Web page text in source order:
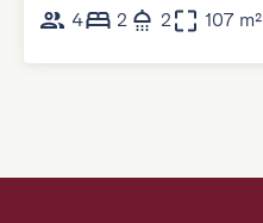
4
2 2 107 m²